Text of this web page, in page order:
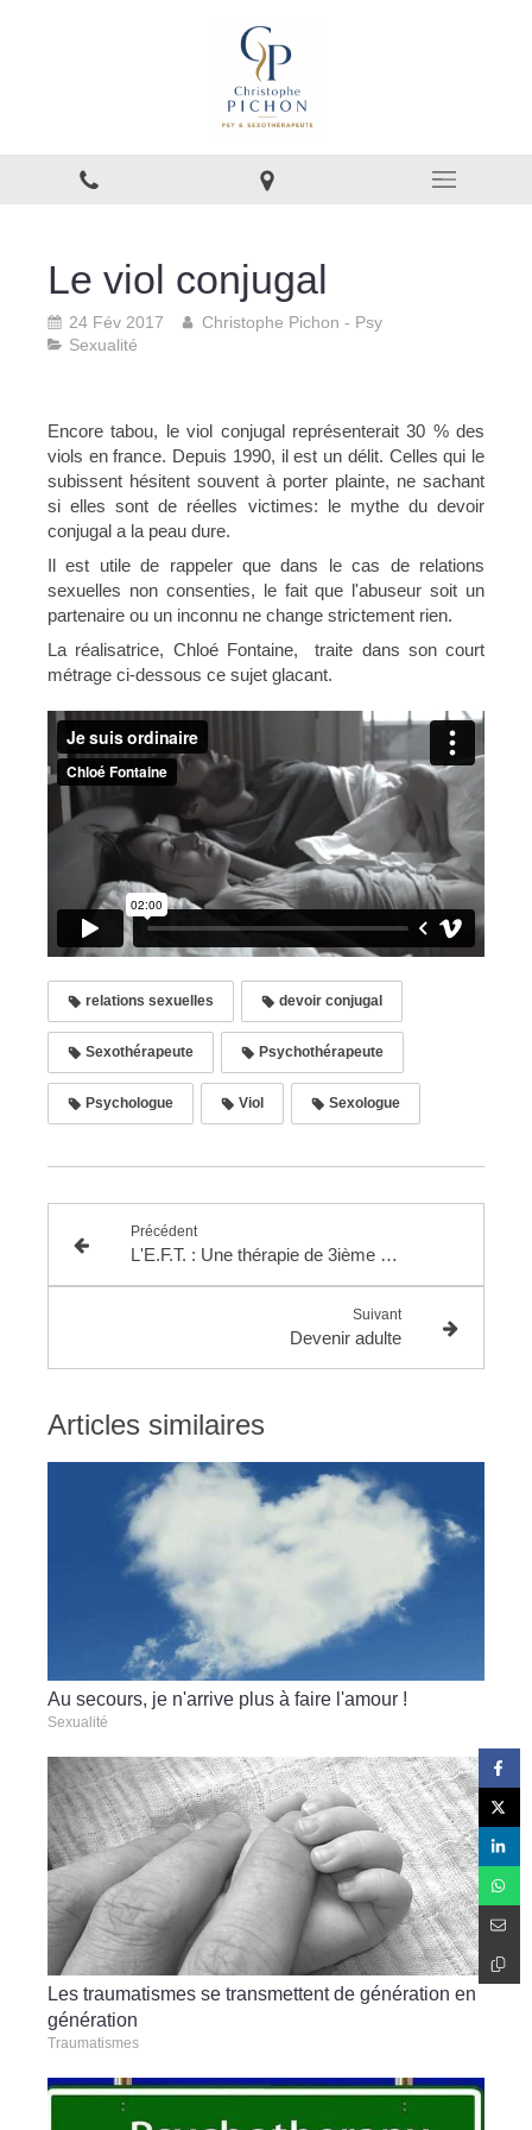
Le viol conjugal
24 Fév 2017
Christophe Pichon - Psy
Sexualité
Encore tabou, le viol conjugal représenterait 30 % des
viols en france. Depuis 1990, il est un délit. Celles qui le
subissent hésitent souvent à porter plainte, ne sachant
si elles sont de réelles victimes: le mythe du devoir
conjugal a la peau dure.
Il est utile de rappeler que dans le cas de relations
sexuelles non consenties, le fait que l'abuseur soit un
partenaire ou un inconnu ne change strictement rien.
La réalisatrice, Chloé Fontaine, traite dans son court
métrage ci-dessous ce sujet glacant.
relations sexuelles devoir conjugal
Sexothérapeute Psychothérapeute
Psychologue Viol Sexologue
Précédent
L'E.F.T. : Une thérapie de 3ième génération
Suivant
Devenir adulte
Articles similaires
Au secours, je n'arrive plus à faire l'amour !
Sexualité
Les traumatismes se transmettent de génération en
génération
Traumatismes